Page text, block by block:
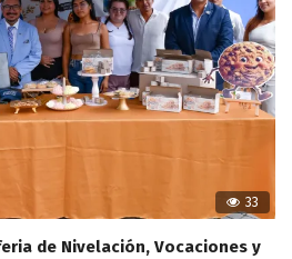
33
de Nivelación, Vocaciones y